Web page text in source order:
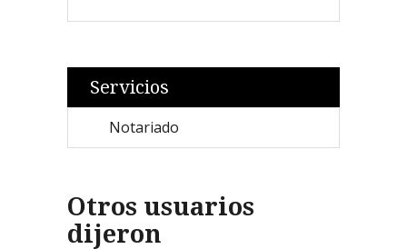
Servicios
Notariado
Otros usuarios
dijeron